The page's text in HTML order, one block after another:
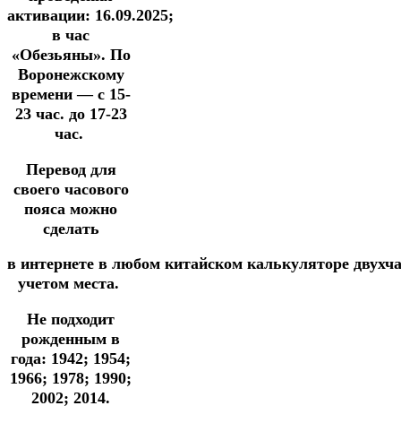
активации: 16.09.2025;
в час
«Обезьяны». По
Воронежскому
времени — с 15-
23 час. до 17-23
час.
Перевод для
своего часового
пояса можно
сделать
в интернете в любом китайском калькуляторе
учетом места.
Не подходит
рожденным в
года: 1942; 1954;
1966; 1978; 1990;
2002; 2014.